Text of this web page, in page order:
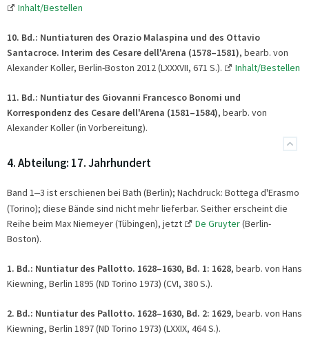
Inhalt/Bestellen
10. Bd.: Nuntiaturen des Orazio Malaspina und des Ottavio
Santacroce. Interim des Cesare dell'Arena (1578–1581), bearb. von
Alexander Koller, Berlin-Boston 2012 (LXXXVII, 671 S.).
Inhalt/Bestellen
11. Bd.: Nuntiatur des Giovanni Francesco Bonomi und
Korrespondenz des Cesare dell'Arena (1581–1584), bearb. von
Alexander Koller (in Vorbereitung).
4. Abteilung: 17. Jahrhundert
Band 1–3 ist erschienen bei Bath (Berlin); Nachdruck: Bottega d'Erasmo
(Torino); diese Bände sind nicht mehr lieferbar. Seither erscheint die
Reihe beim Max Niemeyer (Tübingen), jetzt
De Gruyter(Berlin-
Boston).
1. Bd.: Nuntiatur des Pallotto. 1628–1630, Bd. 1: 1628, bearb. von Hans
Kiewning, Berlin 1895 (ND Torino 1973) (CVI, 380 S.).
2. Bd.: Nuntiatur des Pallotto. 1628–1630, Bd. 2: 1629, bearb. von Hans
Kiewning, Berlin 1897 (ND Torino 1973) (LXXIX, 464 S.).